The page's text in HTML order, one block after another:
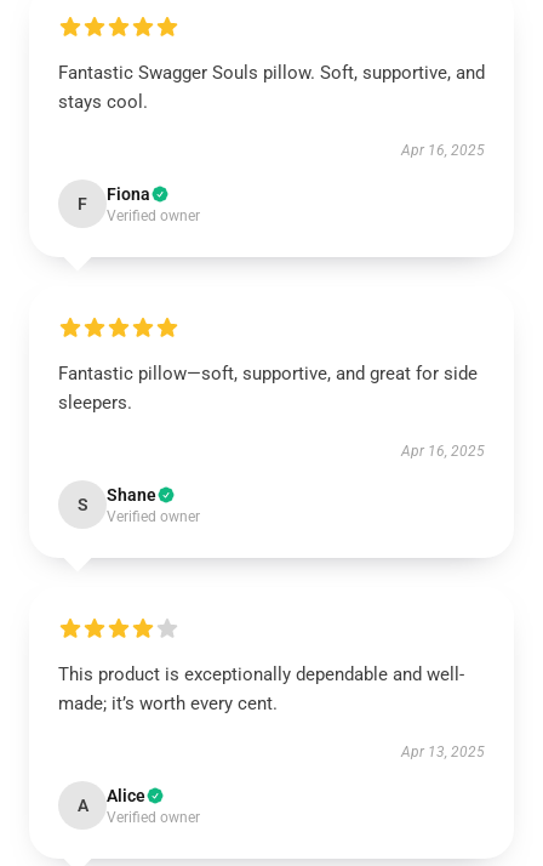
Fantastic Swagger Souls pillow. Soft, supportive, and
stays cool.
Apr 16, 2025
F Fiona
Verified owner
Fantastic pillow—soft, supportive, and great for side
sleepers.
Apr 16, 2025
S Shane
Verified owner
This product is exceptionally dependable and well-
made; it’s worth every cent.
Apr 13, 2025
A Alice
Verified owner